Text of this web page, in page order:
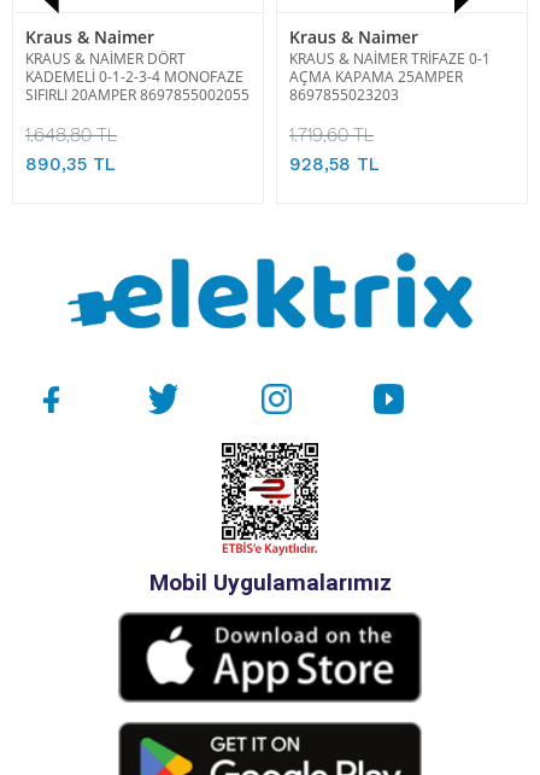
Kraus & Naimer
KRAUS & NAİMER DÖRT
KADEMELİ 0-1-2-3-4 MONOFAZE
SIFIRLI 20AMPER 8697855002055
1.648,80 TL
890,35 TL
Kraus & Naimer
KRAUS & NAİMER TRİFAZE 0-1
AÇMA KAPAMA 25AMPER
8697855023203
1.719,60 TL
928,58 TL
Mobil Uygulamalarımız